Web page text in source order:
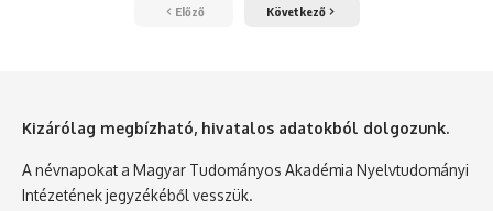
Előző Következő
Kizárólag megbízható, hivatalos adatokból dolgozunk.
A névnapokat a Magyar Tudományos Akadémia Nyelvtudományi
Intézetének jegyzékéből vesszük.